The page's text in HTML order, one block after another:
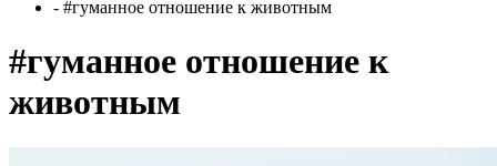
- #гуманное отношение к животным
#гуманное отношение к
животным